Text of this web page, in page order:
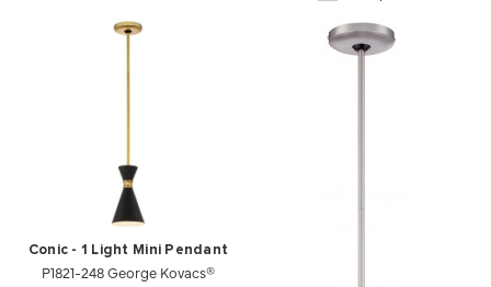
Conic - 1 Light Mini Pendant
P1821-248 George Kovacs®